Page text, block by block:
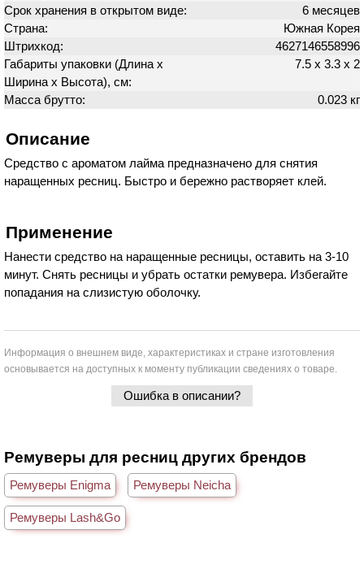
Срок хранения в открытом виде:
6 месяцев
Страна:
Южная Корея
Штрихкод:
4627146558996
Габариты упаковки (Длина х
Ширина х Высота), см:
7.5 х 3.3 х 2
Масса брутто: 0.023 кг
Описание
Средство с ароматом лайма предназначено для снятия
наращенных ресниц. Быстро и бережно растворяет клей.
Применение
Нанести средство на наращенные ресницы, оставить на 3-10
минут. Снять ресницы и убрать остатки ремувера. Избегайте
попадания на слизистую оболочку.
Информация о внешнем виде, характеристиках и стране изготовления
основывается на доступных к моменту публикации сведениях о товаре.
Ошибка в описании?
Ремуверы для ресниц других брендов
Ремуверы Enigma Ремуверы Neicha
Ремуверы Lash&Go